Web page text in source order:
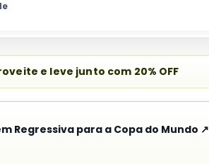
e leve junto com 20% OFF
Regressiva para a Copa do Mundo ↗